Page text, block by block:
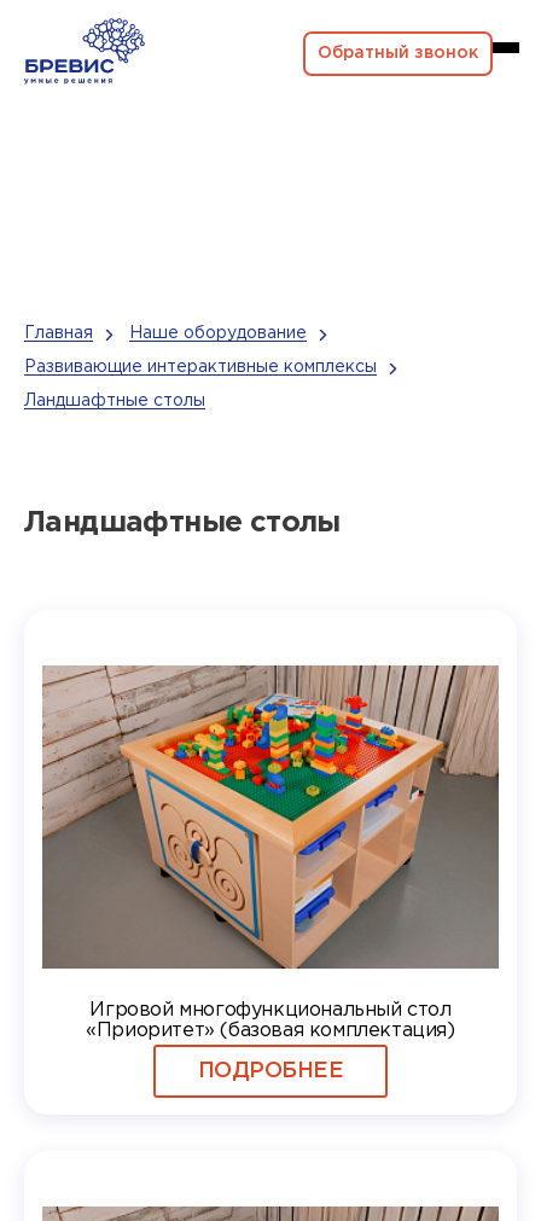
Обратный звонок
Главная Наше оборудование
Развивающие интерактивные комплексы
Ландшафтные столы
Ландшафтные столы
Игровой многофункциональный стол
«Приоритет» (базовая комплектация)
ПОДРОБНЕЕ